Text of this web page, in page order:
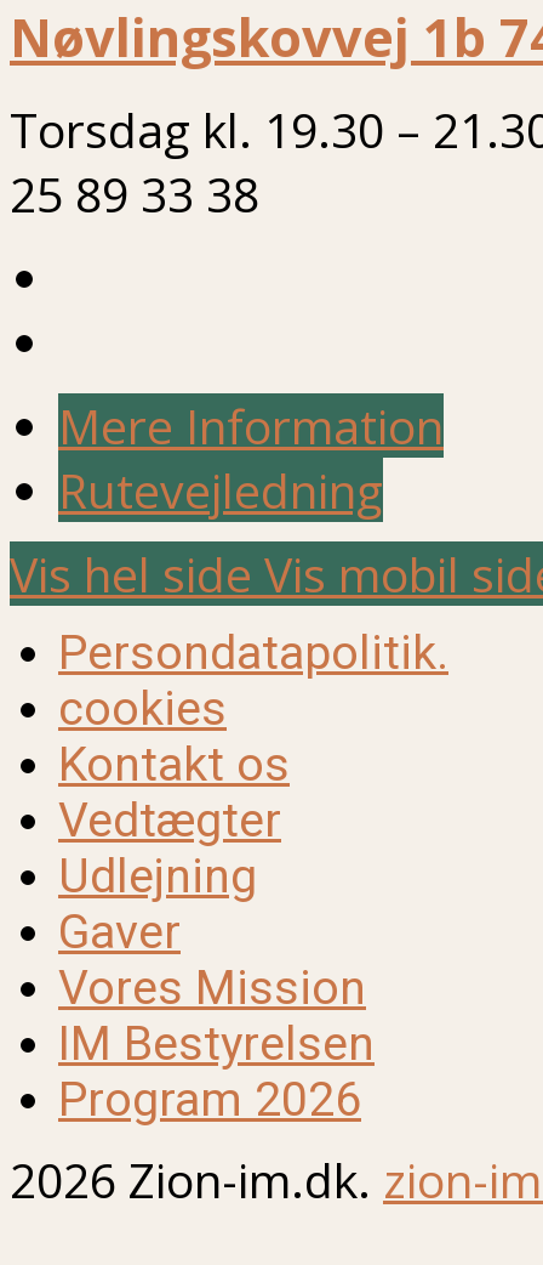
Nøvlingskovvej 1b
Torsdag kl. 19.30 –
25 89 33 38
Mere Information
Rutevejledning
Vis hel side Vis mobil
Persondatapolitik.
cookies
Kontakt os
Vedtægter
Udlejning
Gaver
Vores Mission
IM Bestyrelsen
Program 2026
2026 Zion-im.dk. zion-